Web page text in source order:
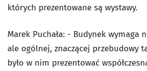
których prezentowane są wystawy.
Marek Puchała: - Budynek wymaga
ale ogólnej, znaczącej przebudowy
było w nim prezentować